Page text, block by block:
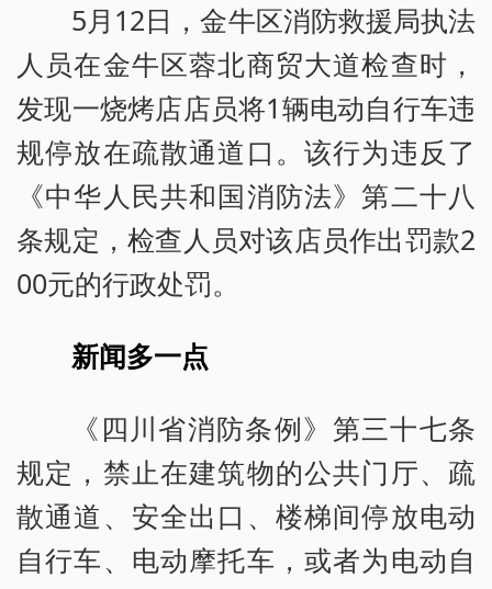
5月12日，金牛区消防救援局执法
人员在金牛区蓉北商贸大道检查时，
发现一烧烤店店员将1辆电动自行车违
规停放在疏散通道口。该行为违反了
《中华人民共和国消防法》第二十八
条规定，检查人员对该店员作出罚款2
00元的行政处罚。
新闻多一点
《四川省消防条例》第三十七条
规定，禁止在建筑物的公共门厅、疏
散通道、安全出口、楼梯间停放电动
自行车、电动摩托车，或者为电动自